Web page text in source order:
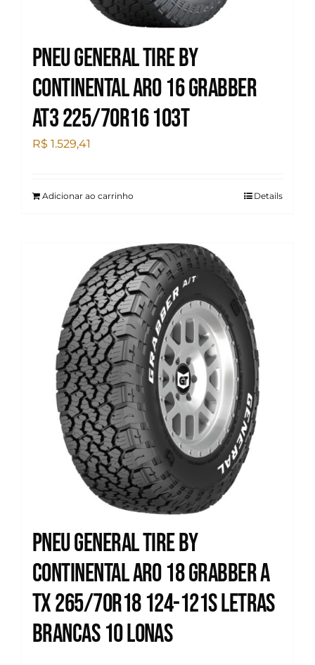
Pneu General Tire by
Continental Aro 16 Grabber
At3 225/70R16 103T
R$ 1.529,41
Adicionar ao carrinho Details
Pneu General Tire by
Continental Aro 18 Grabber A
TX 265/70R18 124-121S Letras
Brancas 10 Lonas